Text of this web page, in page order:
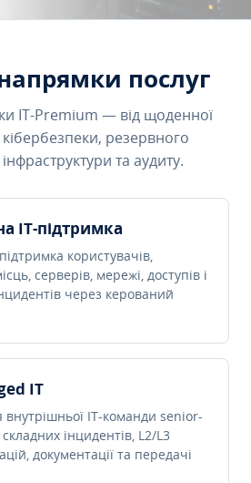
послуг
IT-Premium — від щоденної
резервного
та аудиту.
IT-підтримка
користувачів,
серверів, мережі, доступів і
через керований
IT
внутрішньої IT-команди senior-
інцидентів, L2/L3
документації та передачі